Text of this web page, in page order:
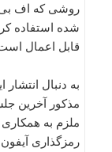
روشی که اف بی
شده استفاده
قابل اعمال
به دنبال
مذکور آخرین
ملزم به همکاری
رمزگذاری